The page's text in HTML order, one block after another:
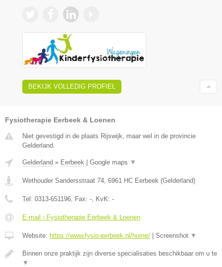
BEKIJK VOLLEDIG PROFIEL
Fysiotherapie Eerbeek & Loenen
Niet gevestigd in de plaats Rijswijk, maar wel in de provincie
Gelderland.
Gelderland » Eerbeek Google maps ▼
Wethouder Sandersstraat 74 6961 HC Eerbeek (Gelderland)
Tel: 0313-651196 , Fax: - , KvK: -
E-mail › Fysiotherapie Eerbeek & Loenen
Website: https://www.fysio-eerbeek.nl/home/ Screenshot ▼
Binnen onze praktijk zijn diverse specialisaties beschikbaar om u te
▼